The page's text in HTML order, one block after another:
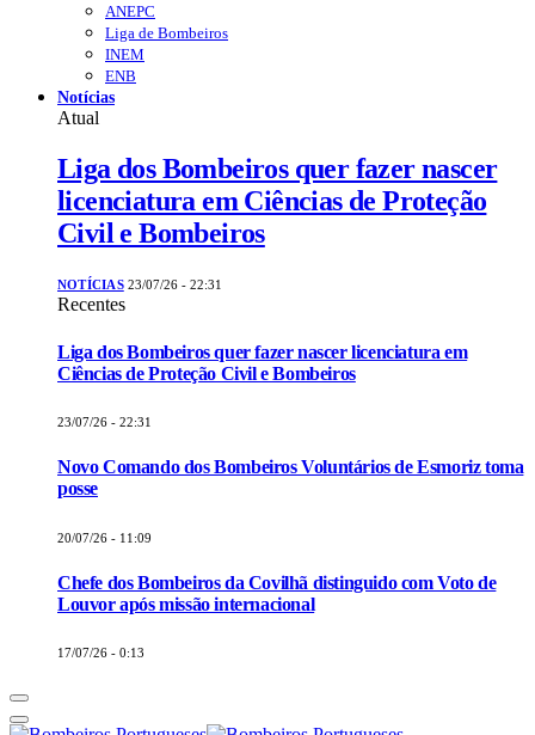
ANEPC
Liga de Bombeiros
INEM
ENB
Notícias
Atual
Liga dos Bombeiros quer fazer nascer
licenciatura em Ciências de Proteção
Civil e Bombeiros
NOTÍCIAS 23/07/26 - 22:31
Recentes
Liga dos Bombeiros quer fazer nascer licenciatura em
Ciências de Proteção Civil e Bombeiros
23/07/26 - 22:31
Novo Comando dos Bombeiros Voluntários de Esmoriz toma
posse
20/07/26 - 11:09
Chefe dos Bombeiros da Covilhã distinguido com Voto de
Louvor após missão internacional
17/07/26 - 0:13